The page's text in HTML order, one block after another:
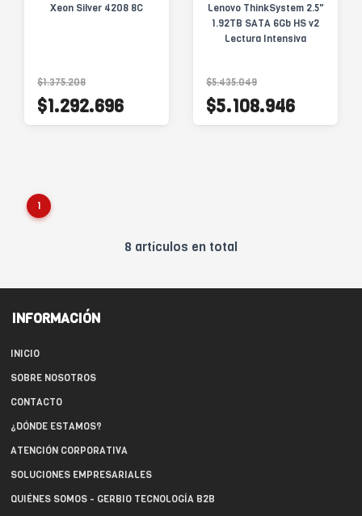
Xeon Silver 4208 8C
$1.375.208
$1.292.696
Lenovo ThinkSystem 2.5"
1.92TB SATA 6Gb HS v2
Lectura Intensiva
$5.435.049
$5.108.946
1
8 artículos en total
INFORMACIÓN
INICIO
SOBRE NOSOTROS
CONTACTO
¿DÓNDE ESTAMOS?
ATENCIÓN CORPORATIVA
SOLUCIONES EMPRESARIALES
QUIÉNES SOMOS - GERBIO TECNOLOGÍA B2B